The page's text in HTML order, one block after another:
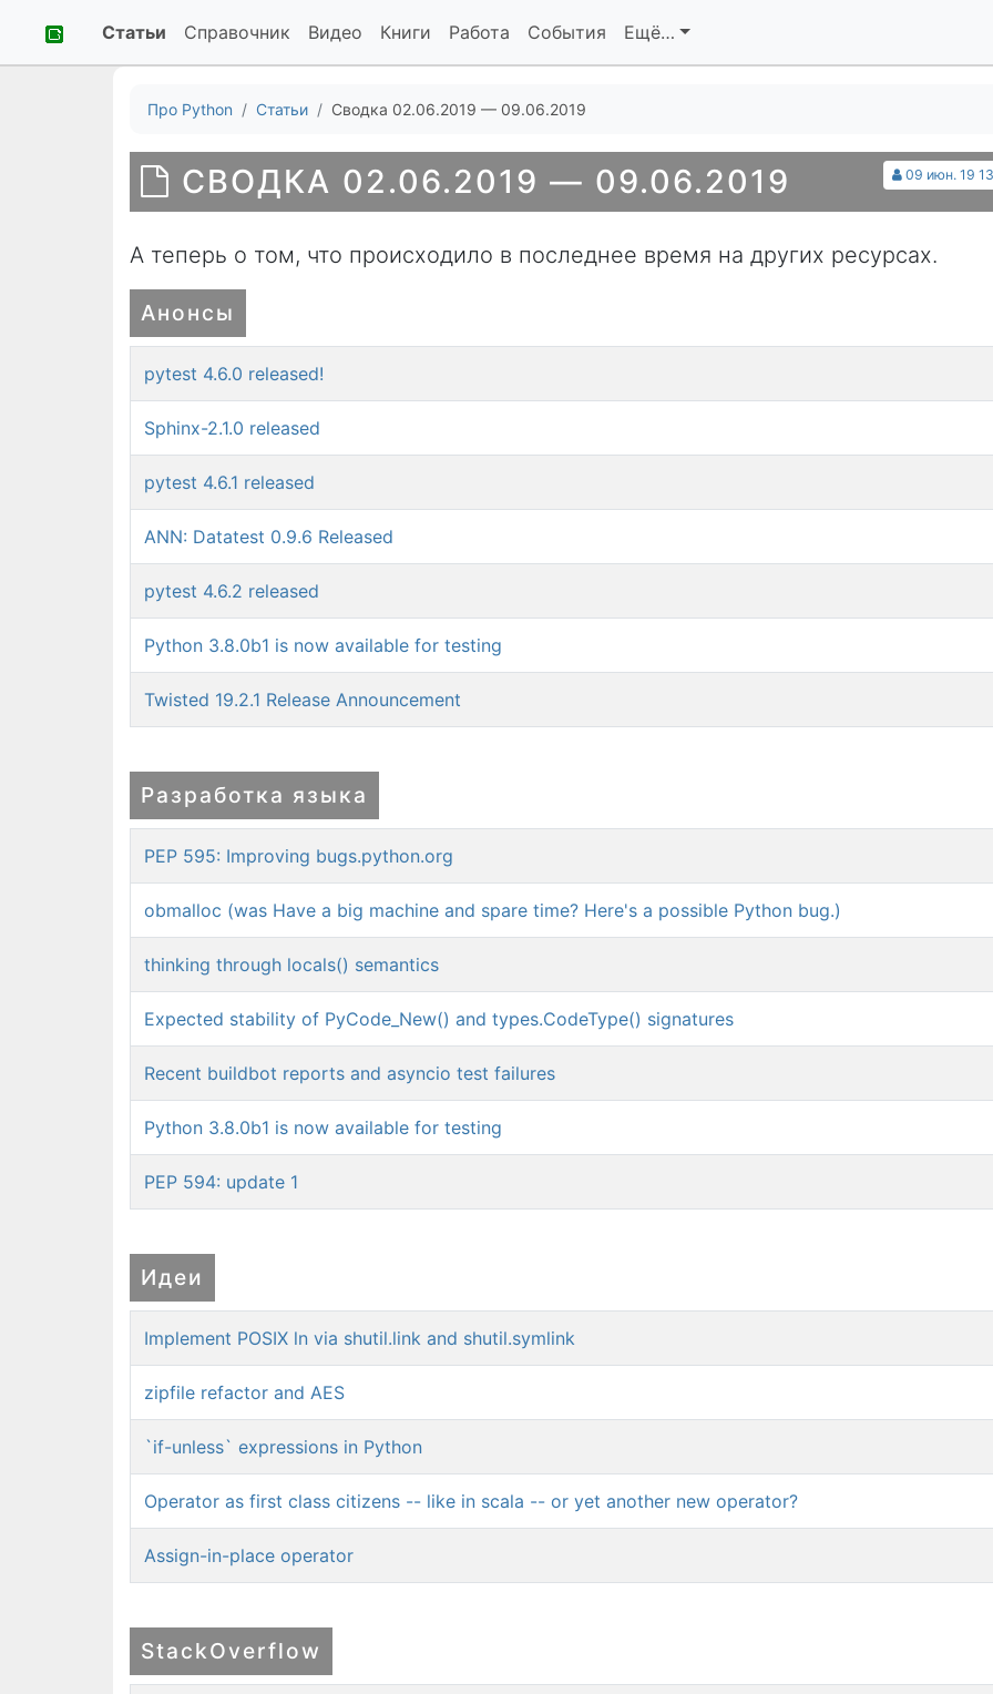
Статьи Справочник Видео Книги Работа События Ещё…
Про Python Статьи Сводка 02.06.2019 — 09.06.2019
09 июн. 19
СВОДКА 02.06.2019 — 09.06.2019
А теперь о том, что происходило в последнее время на других ресурсах.
Анонсы
pytest 4.6.0 released!
Sphinx-2.1.0 released
pytest 4.6.1 released
ANN: Datatest 0.9.6 Released
pytest 4.6.2 released
Python 3.8.0b1 is now available for testing
Twisted 19.2.1 Release Announcement
Разработка языка
PEP 595: Improving bugs.python.org
obmalloc (was Have a big machine and spare time? Here's a possible Python bug.)
thinking through locals() semantics
Expected stability of PyCode_New() and types.CodeType() signatures
Recent buildbot reports and asyncio test failures
Python 3.8.0b1 is now available for testing
PEP 594: update 1
Идеи
Implement POSIX ln via shutil.link and shutil.symlink
zipfile refactor and AES
`if-unless` expressions in Python
Operator as first class citizens -- like in scala -- or yet another new operator?
Assign-in-place operator
StackOverflow